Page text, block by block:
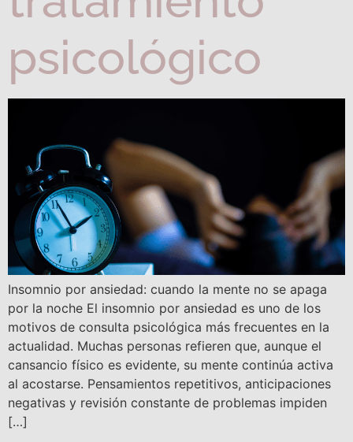
psicológico
Insomnio por ansiedad: cuando la mente no se apaga
por la noche El insomnio por ansiedad es uno de los
motivos de consulta psicológica más frecuentes en la
actualidad. Muchas personas refieren que, aunque el
cansancio físico es evidente, su mente continúa activa
al acostarse. Pensamientos repetitivos, anticipaciones
negativas y revisión constante de problemas impiden
[…]